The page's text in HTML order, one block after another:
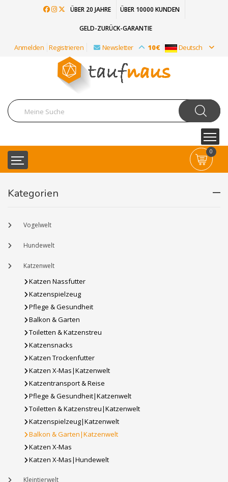
ÜBER 20 JAHRE ÜBER 10000 KUNDEN
GELD-ZURÜCK-GARANTIE
Anmelden Registrieren Newsletter 10€ Deutsch
0
Kategorien
Vogelwelt
Hundewelt
Katzenwelt
Katzen Nassfutter
Katzenspielzeug
Pflege & Gesundheit
Balkon & Garten
Toiletten & Katzenstreu
Katzensnacks
Katzen Trockenfutter
Katzen X-Mas|Katzenwelt
Katzentransport & Reise
Pflege & Gesundheit|Katzenwelt
Toiletten & Katzenstreu|Katzenwelt
Katzenspielzeug|Katzenwelt
Balkon & Garten|Katzenwelt
Katzen X-Mas
Katzen X-Mas|Hundewelt
Kleintierwelt